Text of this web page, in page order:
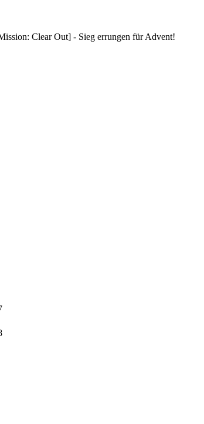
Clear Out] - Sieg errungen für Advent!